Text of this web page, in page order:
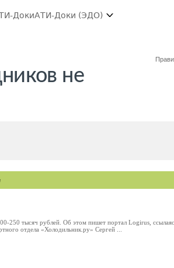
ДокиАТИ-Доки (ЭДО)
не
250 тысяч рублей. Об этом пишет портал Logirus,
отдела «Холодильник.ру» Сергей ...